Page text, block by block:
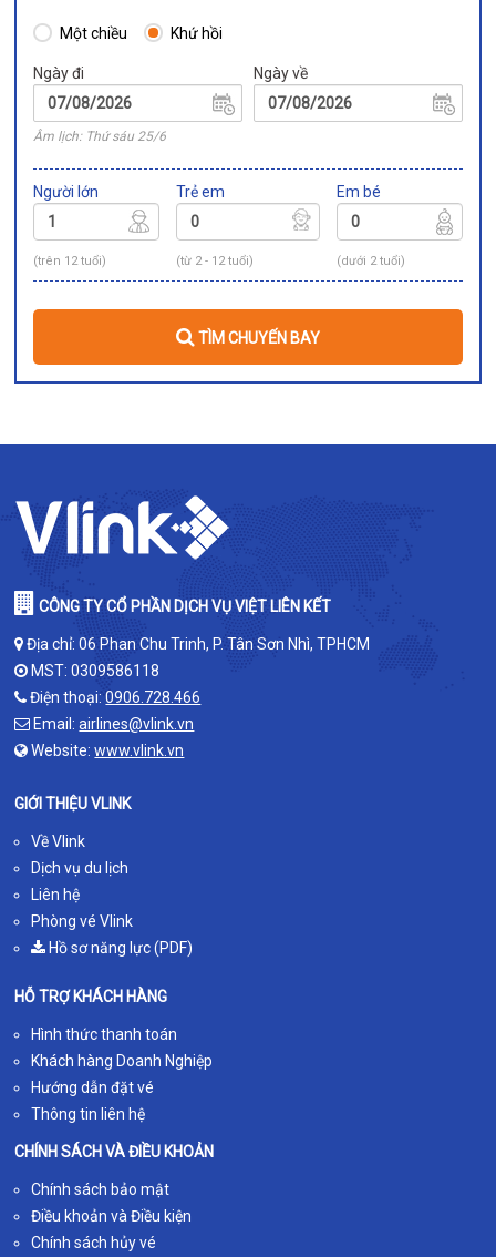
Một chiều Khứ hồi
Ngày đi
Âm lịch: Thứ sáu 25/6
Ngày về
Người lớn
(trên 12 tuổi)
Trẻ em
(từ 2 - 12 tuổi)
Em bé
(dưới 2 tuổi)
TÌM CHUYẾN BAY
CÔNG TY CỔ PHẦN DỊCH VỤ VIỆT LIÊN KẾT
Địa chỉ: 06 Phan Chu Trinh, P. Tân Sơn Nhì, TPHCM
MST: 0309586118
Điện thoại:0906.728.466
Email:airlines@vlink.vn
Website:www.vlink.vn
GIỚI THIỆU VLINK
Về Vlink
Dịch vụ du lịch
Liên hệ
Phòng vé Vlink
Hồ sơ năng lực (PDF)
HỖ TRỢ KHÁCH HÀNG
Hình thức thanh toán
Khách hàng Doanh Nghiệp
Hướng dẫn đặt vé
Thông tin liên hệ
CHÍNH SÁCH VÀ ĐIỀU KHOẢN
Chính sách bảo mật
Điều khoản và Điều kiện
Chính sách hủy vé